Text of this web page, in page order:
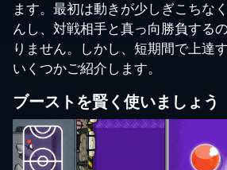
ます。最初は動きが少しぎこちな
んし、対戦相手と真っ向勝負する
りません。しかし、短期間で上達
いくつかご紹介します。
ブーストを賢く使いましょう